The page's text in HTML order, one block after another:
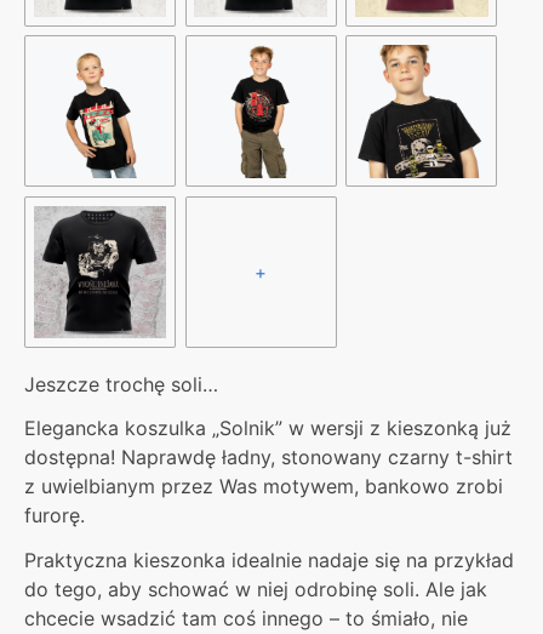
+
Jeszcze trochę soli…
Elegancka koszulka „Solnik” w wersji z kieszonką już
dostępna! Naprawdę ładny, stonowany czarny t-shirt
z uwielbianym przez Was motywem, bankowo zrobi
furorę.
Praktyczna kieszonka idealnie nadaje się na przykład
do tego, aby schować w niej odrobinę soli. Ale jak
chcecie wsadzić tam coś innego – to śmiało, nie